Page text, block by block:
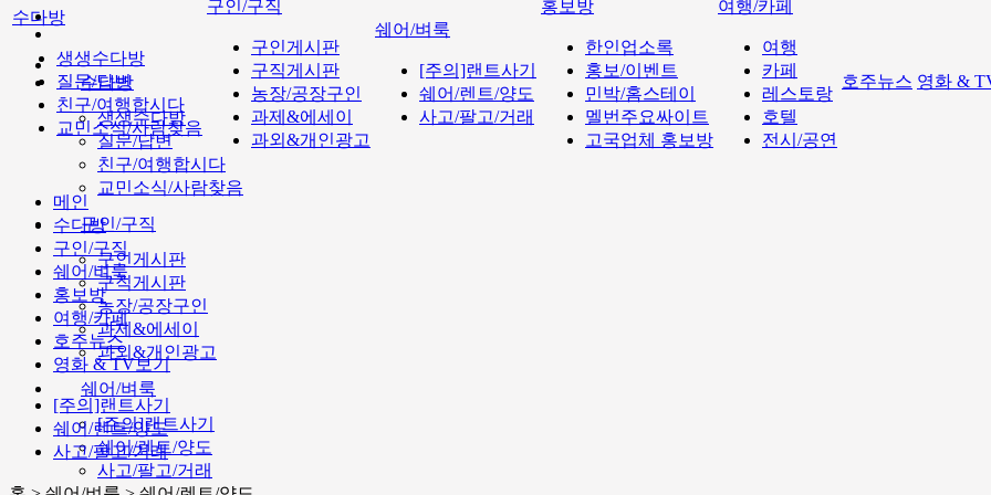
수다방
생생수다방
질문/답변
친구/여행합시다
교민소식/사람찾음
구인/구직
구인게시판
구직게시판
농장/공장구인
과제&에세이
과외&개인광고
쉐어/벼룩
[주의]랜트사기
쉐어/렌트/양도
사고/팔고/거래
수다방
생생수다방
질문/답변
친구/여행합시다
교민소식/사람찾음
구인/구직
구인게시판
구직게시판
농장/공장구인
과제&에세이
과외&개인광고
쉐어/벼룩
[주의]랜트사기
쉐어/렌트/양도
사고/팔고/거래
홍보방
한인업소록
홍보/이벤트
민박/홈스테이
멜번주요싸이트
고국업체 홍보방
여행/카페
여행
카페
레스토랑
호텔
전시/공연
호주뉴스 영화 &
메인
수다방
구인/구직
쉐어/벼룩
홍보방
여행/카페
호주뉴스
영화 & TV보기
[주의]랜트사기
쉐어/렌트/양도
사고/팔고/거래